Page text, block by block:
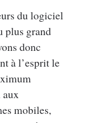
du logiciel
plus grand
donc
à l’esprit le
aux
mobiles,